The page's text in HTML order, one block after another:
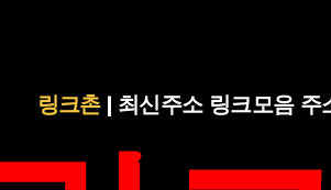
링크촌 | 최신주소 링크모음 주